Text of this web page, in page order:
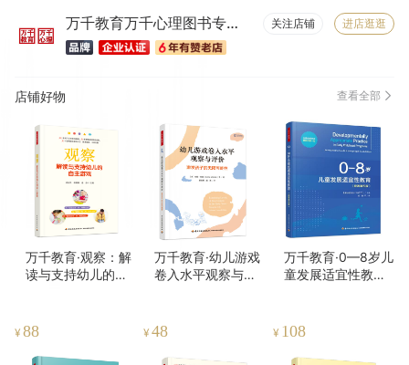
包装很好(6) 大小合适(6) 真材实料(6) 纸张精良(6)
万千教育万千心理图书专营店 关注店铺 进店逛逛
店铺好物 查看全部
万千教育·观察：解
读与支持幼儿的自
¥ 88
万千教育·幼儿游戏
卷入水平观察与评
¥ 48
万千教育·0—8岁儿
童发展适宜性教育
¥ 108